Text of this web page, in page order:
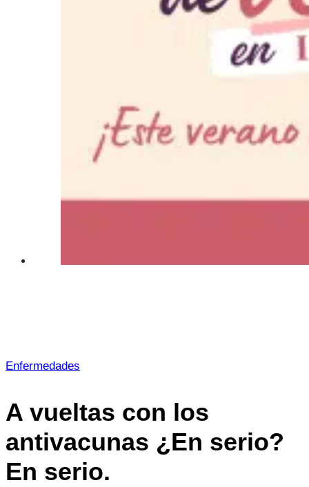
Enfermedades
A vueltas con los
antivacunas ¿En serio?
En serio.